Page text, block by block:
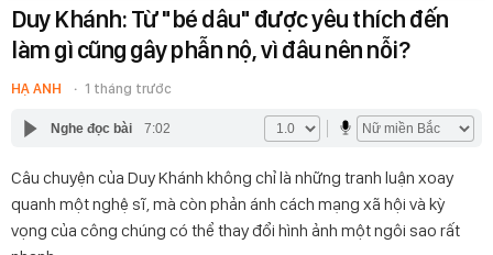
Duy Khánh: Từ "bé dâu" được yêu thích đến
làm gì cũng gây phẫn nộ, vì đâu nên nỗi?
HẠ ANH 1 tháng trước
Nghe đọc bài 7:02
Câu chuyện của Duy Khánh không chỉ là những tranh luận xoay
quanh một nghệ sĩ, mà còn phản ánh cách mạng xã hội và kỳ
vọng của công chúng có thể thay đổi hình ảnh một ngôi sao rất